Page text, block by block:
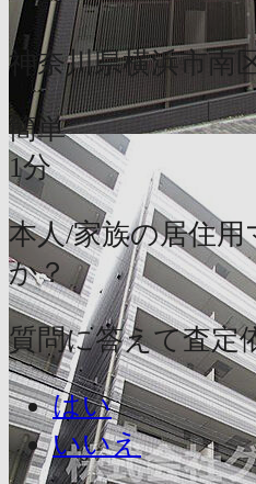
神奈川県横浜市南
簡単
1分
本人/家族の居住
か？
質問に答えて査定
はい
いいえ